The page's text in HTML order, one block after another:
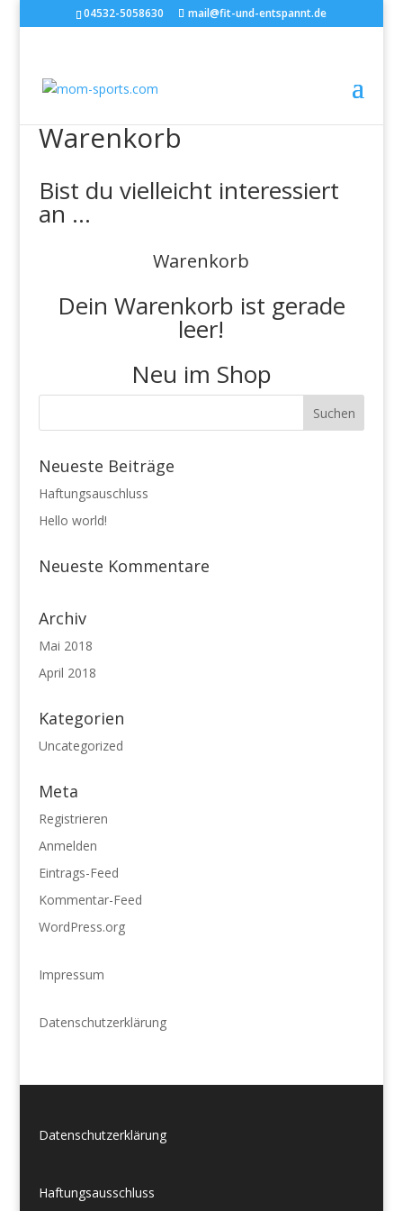
04532-5058630 mail@fit-und-entspannt.de
Warenkorb
Bist du vielleicht interessiert
an …
Warenkorb
Dein Warenkorb ist gerade
leer!
Neu im Shop
Neueste Beiträge
Haftungsauschluss
Hello world!
Neueste Kommentare
Archiv
Mai 2018
April 2018
Kategorien
Uncategorized
Meta
Registrieren
Anmelden
Eintrags-Feed
Kommentar-Feed
WordPress.org
Impressum
Datenschutzerklärung
Datenschutzerklärung
Haftungsausschluss